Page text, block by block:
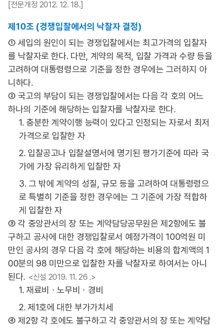
[전문개정 2012. 12. 18.]
제10조 (경쟁입찰에서의 낙찰자 결정)
① 세입의 원인이 되는 경쟁입찰에서는 최고가격의 입찰자
를 낙찰자로 한다. 다만, 계약의 목적, 입찰 가격과 수량 등을
고려하여 대통령령으로 기준을 정한 경우에는 그러하지 아
니하다.
② 국고의 부담이 되는 경쟁입찰에서는 다음 각 호의 어느
하나의 기준에 해당하는 입찰자를 낙찰자로 한다.
1. 충분한 계약이행 능력이 있다고 인정되는 자로서 최저
가격으로 입찰한 자
2. 입찰공고나 입찰설명서에 명기된 평가기준에 따라 국
가에 가장 유리하게 입찰한 자
3. 그 밖에 계약의 성질, 규모 등을 고려하여 대통령령으
로 특별히 기준을 정한 경우에는 그 기준에 가장 적합하
게 입찰한 자
③ 각 중앙관서의 장 또는 계약담당공무원은 제2항에도 불
구하고 공사에 대한 경쟁입찰로서 예정가격이 100억원 미
만인 공사의 경우 다음 각 호에 해당하는 비용의 합계액의 1
00분의 98 미만으로 입찰한 자를 낙찰자로 하여서는 아니
된다. <신설 2019. 11. 26 .>
1. 재료비ㆍ노무비ㆍ경비
2. 제1호에 대한 부가가치세
④ 제2항 각 호에도 불구하고 각 중앙관서의 장 또는 계약담